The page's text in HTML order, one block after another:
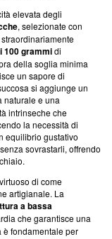
elevata degli
, selezionate con
100 grammidi
della soglia minima
un sapore di
si aggiunge un
naturale e una
intrinseche che
la necessità di
equilibrio gustativo
sovrastarli, offrendo
di come
artigianale. La
a bassa
che garantisce una
è fondamentale per